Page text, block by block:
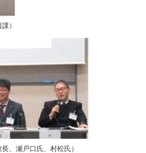
）
、瀬戸口氏、村松氏）